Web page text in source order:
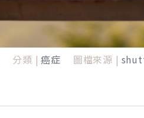
分類 | 癌症 圖檔來源 |